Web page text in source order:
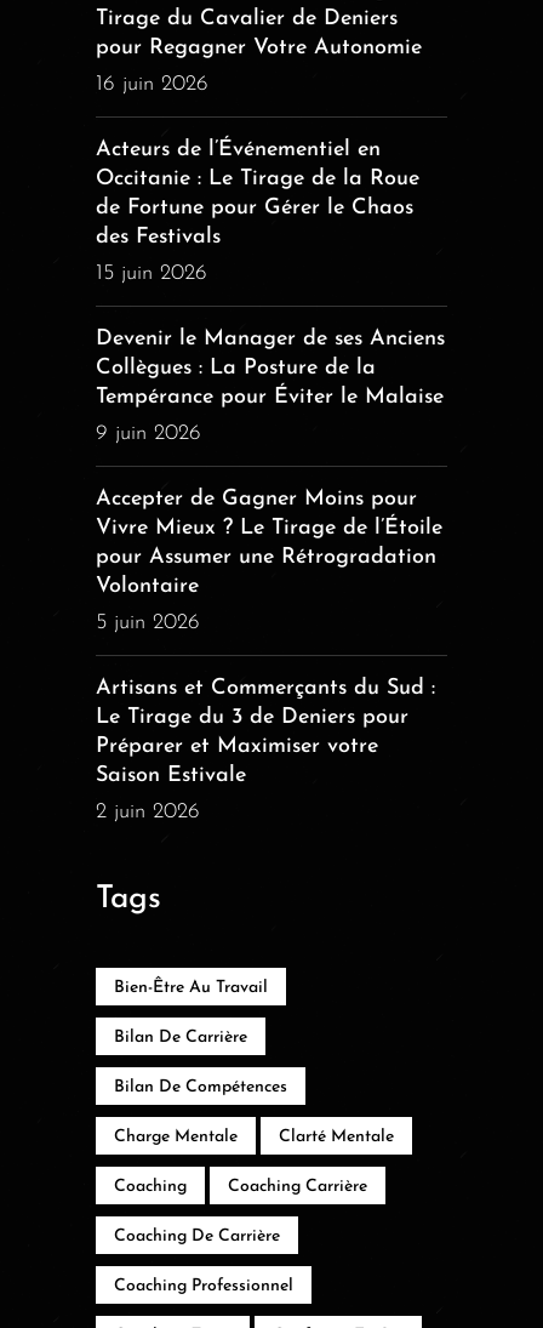
Tirage du Cavalier de Deniers
pour Regagner Votre Autonomie
16 juin 2026
Acteurs de l’Événementiel en
Occitanie : Le Tirage de la Roue
de Fortune pour Gérer le Chaos
des Festivals
15 juin 2026
Devenir le Manager de ses Anciens
Collègues : La Posture de la
Tempérance pour Éviter le Malaise
9 juin 2026
Accepter de Gagner Moins pour
Vivre Mieux ? Le Tirage de l’Étoile
pour Assumer une Rétrogradation
Volontaire
5 juin 2026
Artisans et Commerçants du Sud :
Le Tirage du 3 de Deniers pour
Préparer et Maximiser votre
Saison Estivale
2 juin 2026
Tags
Bien-Être Au Travail
Bilan De Carrière
Bilan De Compétences
Charge Mentale Clarté Mentale
Coaching Coaching Carrière
Coaching De Carrière
Coaching Professionnel